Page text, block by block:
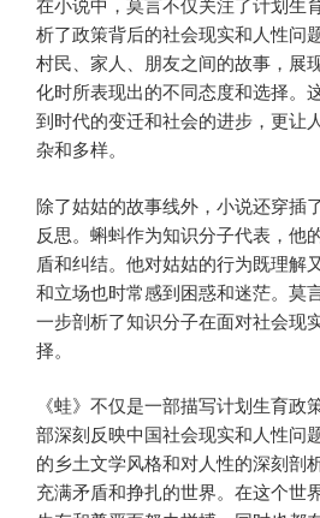
析了政策背后的社会现实和人性问
村民、家人、朋友之间的故事，展
化时所表现出的不同态度和选择。
到时代的变迁和社会的进步，更让
杂和多样。
除了姑姑的故事线外，小说还穿插
反思。蝌蚪作为知识分子代表，他
盾和纠结。他对姑姑的行为既理解
和立场也时常感到困惑和迷茫。莫
一步剖析了知识分子在面对社会现
择。
《蛙》不仅是一部描写计划生育政
部深刻反映中国社会现实和人性问
的乡土文学风格和对人性的深刻剖
充满矛盾和挣扎的世界。在这个世